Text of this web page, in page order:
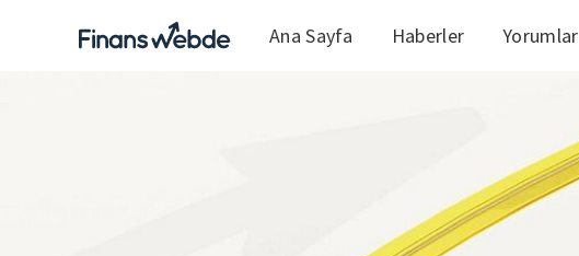
Ana Sayfa Haberler Yorumlar